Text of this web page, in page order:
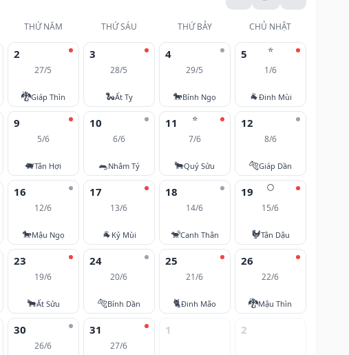
THỨ NĂM THỨ SÁU THỨ BẢY CHỦ NHẬT
2
27/5
🐉Giáp Thìn
3
28/5
🐍Ất Tỵ
4
29/5
🐎Bính Ngọ
⭐
5
1/6
🐐Đinh Mùi
9
5/6
🐖Tân Hợi
10
6/6
🐀Nhâm Tý
⭐
11
7/6
🐂Quý Sửu
12
8/6
🐅Giáp Dần
16
12/6
🐎Mậu Ngọ
17
13/6
🐐 Kỷ Mùi
18
14/6
🐒Canh Thân
🌕
19
15/6
🐓Tân Dậu
23
19/6
🐂Ất Sửu
24
20/6
🐅Bính Dần
25
21/6
🐈Đinh Mão
26
22/6
🐉Mậu Thìn
30
26/6
31
27/6
1 2